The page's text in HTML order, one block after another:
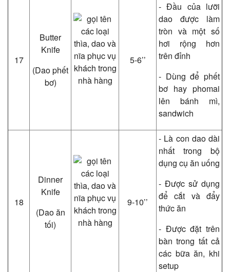
17
Butter
Knife
(Dao phết
bơ)
5-6’’
- Đầu của lưỡi
dao được làm
tròn và một số
hơi rộng hơn
trên đỉnh
- Dùng để phết
bơ hay phomai
lên bánh mì,
sandwich
18
Dinner
Knife
(Dao ăn
tối)
9-10’’
- Là con dao dài
nhất trong bộ
dụng cụ ăn uống
- Được sử dụng
để cắt và đẩy
thức ăn
- Được đặt trên
bàn trong tất cả
các bữa ăn, khi
setup